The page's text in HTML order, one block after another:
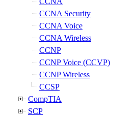
CCNA Security
CCNA Voice
CCNA Wireless
CCNP
CCNP Voice (CCVP)
CCNP Wireless
CCSP
CompTIA
SCP